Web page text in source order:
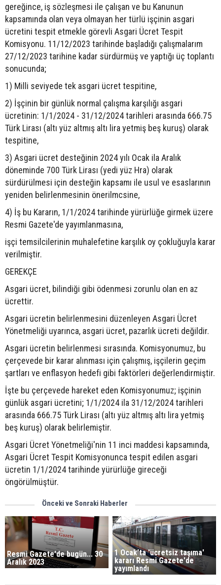
gereğince, iş sözleşmesi ile çalışan ve bu Kanunun
kapsamında olan veya olmayan her türlü işçinin asgari
ücretini tespit etmekle görevli Asgari Ücret Tespit
Komisyonu. 11/12/2023 tarihinde başladığı çalışmalarım
27/12/2023 tarihine kadar sürdürmüş ve yaptığı üç toplantı
sonucunda;
1) Milli seviyede tek asgari ücret tespitine,
2) İşçinin bir günlük normal çalışma karşılığı asgari
ücretinin: 1/1/2024 - 31/12/2024 tarihleri arasında 666.75
Türk Lirası (altı yüz altmış altı lira yetmiş beş kuruş) olarak
tespitine,
3) Asgari ücret desteğinin 2024 yılı Ocak ila Aralık
döneminde 700 Türk Lirası (yedi yüz Hra) olarak
sürdürülmesi için desteğin kapsamı ile usul ve esaslarının
yeniden belirlenmesinin önerilmcsine,
4) İş bu Kararın, 1/1/2024 tarihinde yürürlüğe girmek üzere
Resmi Gazete'de yayımlanmasına,
işçi temsilcilerinin muhalefetine karşılık oy çokluğuyla karar
verilmiştir.
GEREKÇE
Asgari ücret, bilindiği gibi ödenmesi zorunlu olan en az
ücrettir.
Asgari ücretin belirlenmesini düzenleyen Asgari Ücret
Yönetmeliği uyarınca, asgari ücret, pazarlık ücreti değildir.
Asgari ücretin belirlenmesi sırasında. Komisyonumuz, bu
çerçevede bir karar alınması için çalışmış, işçilerin geçim
şartları ve enflasyon hedefi gibi faktörleri değerlendirmiştir.
İşte bu çerçevede hareket eden Komisyonumuz; işçinin
günlük asgari ücretini; 1/1/2024 ila 31/12/2024 tarihleri
arasında 666.75 Türk Lirası (altı yüz altmış altı lira yetmiş
beş kuruş) olarak belirlemiştir.
Asgari Ücret Yönetmeliği'nin 11 inci maddesi kapsamında,
Asgari Ücret Tespit Komisyonunca tespit edilen asgari
ücretin 1/1/2024 tarihinde yürürlüğe gireceği
öngörülmüştür.
Önceki ve Sonraki Haberler
Resmi Gazete'de bugün... 30
Aralık 2023
1 Ocak'ta 'ücretsiz taşıma'
kararı Resmi Gazete'de
yayımlandı